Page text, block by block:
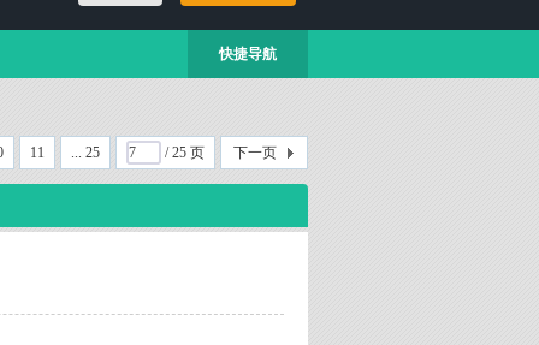
快捷导航
11 ... 25 / 25 页 下一页